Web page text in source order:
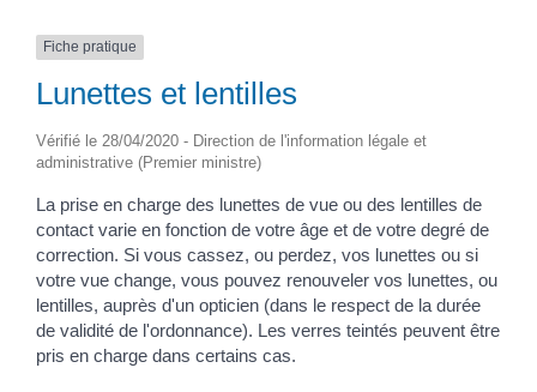
Fiche pratique
Lunettes et lentilles
Vérifié le 28/04/2020 - Direction de l'information légale et
administrative (Premier ministre)
La prise en charge des lunettes de vue ou des lentilles de
contact varie en fonction de votre âge et de votre degré de
correction. Si vous cassez, ou perdez, vos lunettes ou si
votre vue change, vous pouvez renouveler vos lunettes, ou
lentilles, auprès d'un opticien (dans le respect de la durée
de validité de l'ordonnance). Les verres teintés peuvent être
pris en charge dans certains cas.